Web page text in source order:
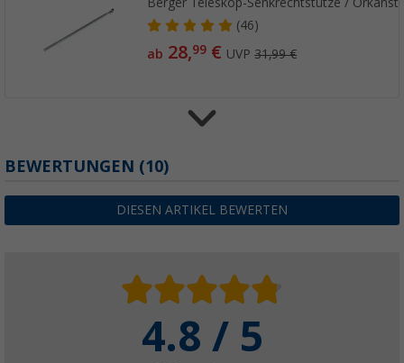
(46)
ab 28,99 € UVP31,99 €
Berger Teleskop-Spannstab / Firststab,
ab 25,99€
BEWERTUNGEN (10)
DIESEN ARTIKEL BEWERTEN
4.8 / 5